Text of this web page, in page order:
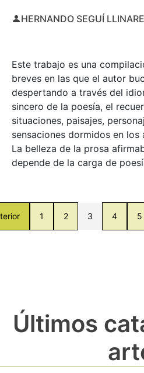
HERNANDO SEGUÍ
Este trabajo es una
breves en las que el autor
despertando a través del
sincero de la poesía, el
situaciones, paisajes,
sensaciones dormidos en
La belleza de la prosa
depende de la carga de
1 2 3 4 5
Últimos